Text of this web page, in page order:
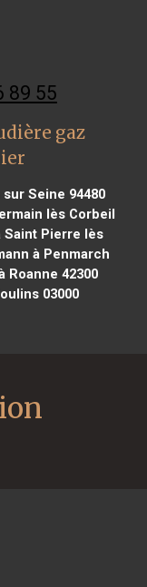
89 55
gaz
Seine 94480
lès Corbeil
Pierre lès
à Penmarch
Roanne 42300
03000